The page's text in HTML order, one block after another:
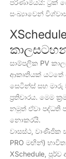
පරිණාමීයයි: ට්‍රක්
සංඛ්‍යාවෙන්
සාම්පලික PV
ආකෘතියක් යටතේ
සෙටින්ස් සහ
ප්‍රතිචාරය. මෙම
නමුත් ඒවා පද්ධති
නොකරයි.
වාසස්ථ, වාණිජික
PRO මඟින්)
XSchedule,